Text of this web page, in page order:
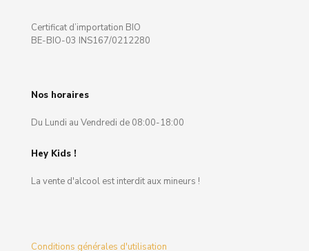
Certificat d’importation BIO
BE-BIO-03 INS167/0212280
Nos horaires
Du Lundi au Vendredi de 08:00-18:00
Hey Kids !
La vente d'alcool est interdit aux mineurs !
Conditions générales d'utilisation